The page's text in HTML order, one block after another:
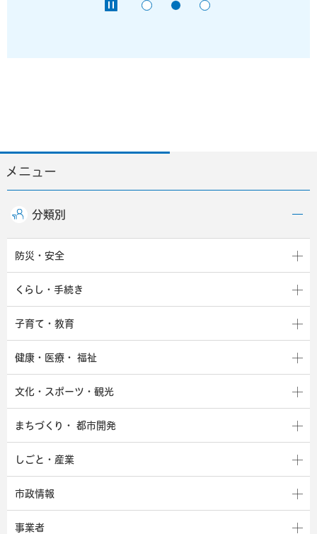
メニュー
分類別
防災・安全
くらし・手続き
子育て・教育
健康・医療・ 福祉
文化・スポーツ・観光
まちづくり・ 都市開発
しごと・産業
市政情報
事業者